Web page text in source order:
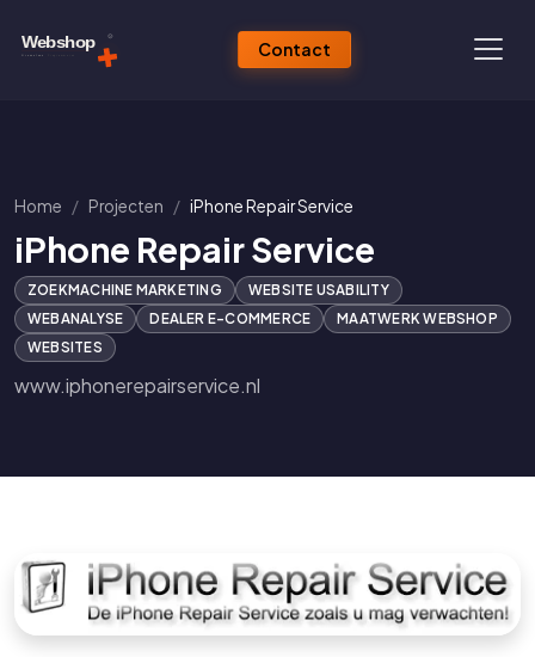
Contact
Home Projecten iPhone Repair Service
iPhone Repair Service
ZOEKMACHINE MARKETING
WEBSITE USABILITY
WEBANALYSE
DEALER E-COMMERCE
MAATWERK WEBSHOP
WEBSITES
www.iphonerepairservice.nl